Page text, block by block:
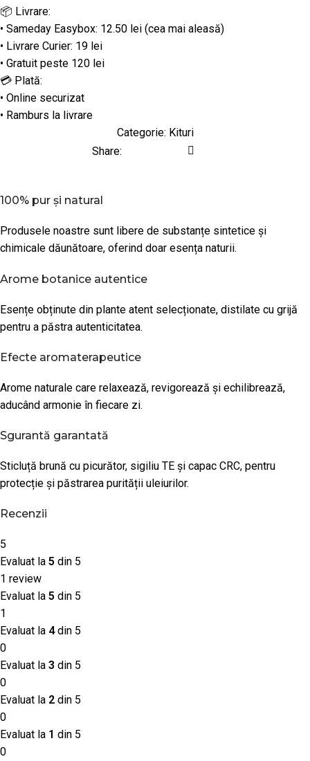
📦 Livrare:
• Sameday Easybox: 12.50 lei (cea mai aleasă)
• Livrare Curier: 19 lei
• Gratuit peste 120 lei
💳 Plată:
• Online securizat
• Ramburs la livrare
Categorie: Kituri
Share:
100% pur și natural
Produsele noastre sunt libere de substanțe sintetice și
chimicale dăunătoare, oferind doar esența naturii.
Arome botanice autentice
Esențe obținute din plante atent selecționate, distilate cu grijă
pentru a păstra autenticitatea.
Efecte aromaterapeutice
Arome naturale care relaxează, revigorează și echilibrează,
aducând armonie în fiecare zi.
Sgurantă garantată
Sticluță brună cu picurător, sigiliu TE și capac CRC, pentru
protecție și păstrarea purității uleiurilor.
Recenzii
5
Evaluat la 5 din 5
1 review
Evaluat la 5 din 5
1
Evaluat la 4din 5
0
Evaluat la 3 din 5
0
Evaluat la 2 din 5
0
Evaluat la 1 din 5
0